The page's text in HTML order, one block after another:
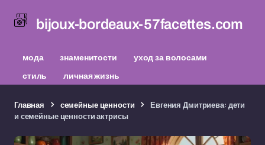
bijoux-bordeaux-57facettes.com
мода знаменитости
уход за волосами
стиль
личная жизнь
Главная семейные ценности
Евгения Дмитриева: дети
и семейные ценности актрисы